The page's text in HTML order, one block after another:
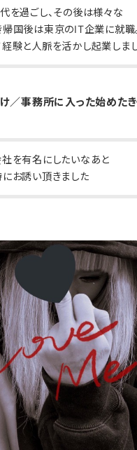
を過ごし、その後は様々な
帰国後は東京のIT企業に就職
験と人脈を活かし起業しまし
／事務所に入った始めたき
を有名にしたいなあと
お誘い頂きました